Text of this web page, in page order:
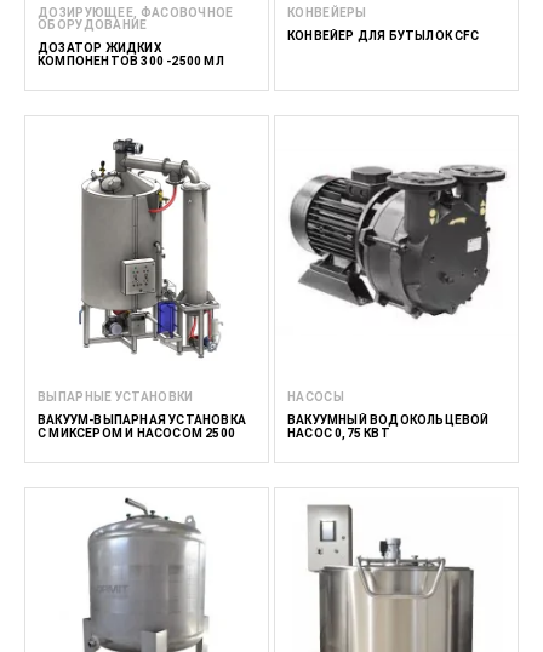
ДОЗИРУЮЩЕЕ, ФАСОВОЧНОЕ
ОБОРУДОВАНИЕ
ДОЗАТОР ЖИДКИХ
КОМПОНЕНТОВ 300 -2500 МЛ
КОНВЕЙЕРЫ
КОНВЕЙЕР ДЛЯ БУТЫЛОК CFC
ВЫПАРНЫЕ УСТАНОВКИ
ВАКУУМ-ВЫПАРНАЯ УСТАНОВКА
С МИКСЕРОМ И НАСОСОМ 2500
НАСОСЫ
ВАКУУМНЫЙ ВОДОКОЛЬЦЕВОЙ
НАСОС 0,75 КВТ